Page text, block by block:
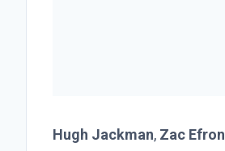
Hugh Jackman, Zac Efron